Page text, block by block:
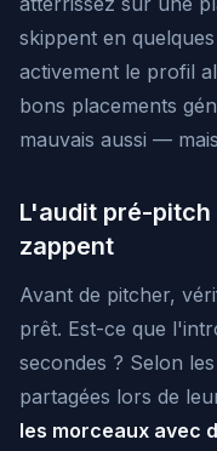
skippent en
activement le profil
bons placements
mauvais aussi —
L'audit pré-
zappent
Avant de pitcher,
prêt. Est-ce que
secondes ? Selon
partagées lors de
les morceaux avec